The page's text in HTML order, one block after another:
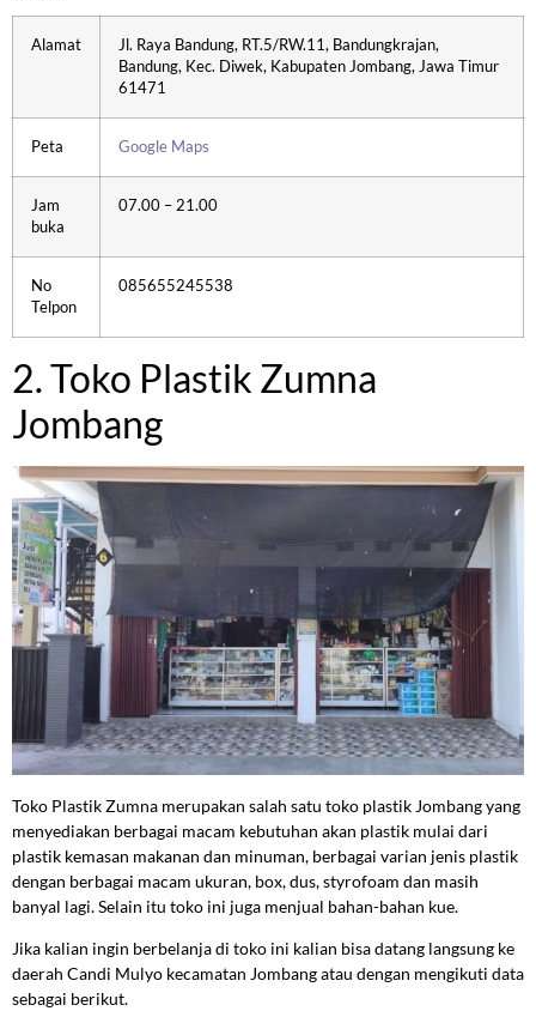
Alamat
Jl. Raya Bandung, RT.5/RW.11, Bandungkrajan,
Bandung, Kec. Diwek, Kabupaten Jombang, Jawa Timur
61471
Peta Google Maps
Jam
buka
07.00 – 21.00
No
Telpon
085655245538
2. Toko Plastik Zumna
Jombang
Toko Plastik Zumna merupakan salah satu toko plastik Jombang yang
menyediakan berbagai macam kebutuhan akan plastik mulai dari
plastik kemasan makanan dan minuman, berbagai varian jenis plastik
dengan berbagai macam ukuran, box, dus, styrofoam dan masih
banyal lagi. Selain itu toko ini juga menjual bahan-bahan kue.
Jika kalian ingin berbelanja di toko ini kalian bisa datang langsung ke
daerah Candi Mulyo kecamatan Jombang atau dengan mengikuti data
sebagai berikut.